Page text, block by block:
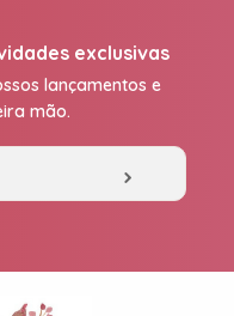
exclusivas
lançamentos e
mão.